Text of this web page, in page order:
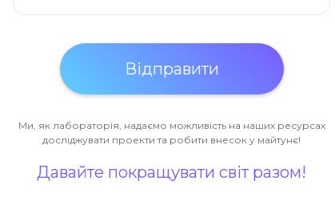
Ми, як лабораторія, надаємо можливість на наших ресурсах
досліджувати проекти та робити внесок у майтунє!
Давайте покращувати світ разом!